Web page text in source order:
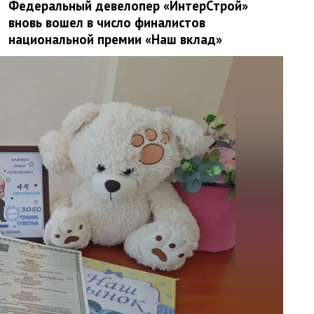
Федеральный девелопер «ИнтерСтрой»
вновь вошел в число финалистов
национальной премии «Наш вклад»